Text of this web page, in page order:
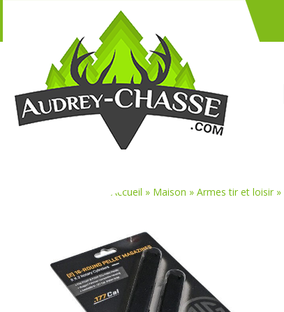
Accueil » Maison »Armes tir et loisir »